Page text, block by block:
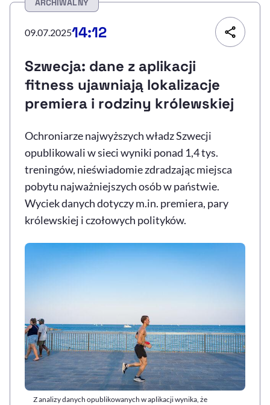
Sprawdź, jak i dlaczego zwiększamy dostępność, otwiera się w nowym
Deklaracja dostępności, otwiera się w nowym oknie
Zgłoś problem
ARCHIWALNY
09.07.202514:12
Szwecja: dane z aplikacji
fitness ujawniają lokalizacje
premiera i rodziny królewskiej
Ochroniarze najwyższych władz Szwecji
opublikowali w sieci wyniki ponad 1,4 tys.
treningów, nieświadomie zdradzając miejsca
pobytu najważniejszych osób w państwie.
Wyciek danych dotyczy m.in. premiera, pary
królewskiej i czołowych polityków.
Z analizy danych opublikowanych w aplikacji wynika, że